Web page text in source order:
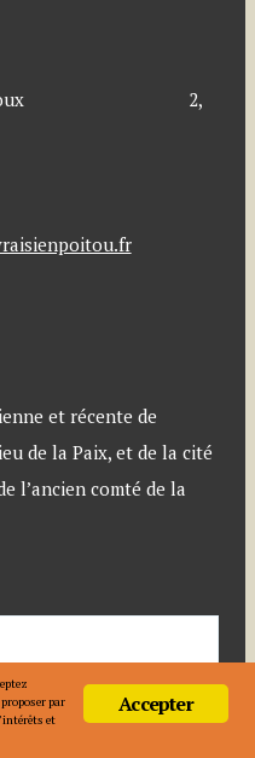
de Charroux 2,
et récente de
de la Paix, et de la cité
l’ancien comté de la
Accepter
par
et